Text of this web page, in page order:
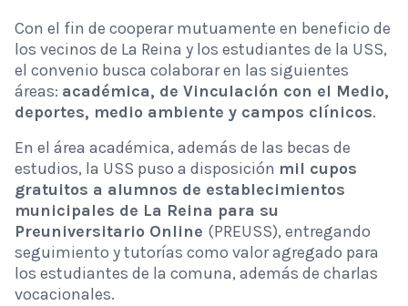
Con el fin de cooperar mutuamente en beneficio de
los vecinos de La Reina y los estudiantes de la USS,
el convenio busca colaborar en las siguientes
áreas: académica, de Vinculación con el Medio,
deportes, medio ambiente y campos clínicos.
En el área académica, además de las becas de
estudios, la USS puso a disposición mil cupos
gratuitos a alumnos de establecimientos
municipales de La Reina para su
Preuniversitario Online (PREUSS), entregando
seguimiento y tutorías como valor agregado para
los estudiantes de la comuna, además de charlas
vocacionales.